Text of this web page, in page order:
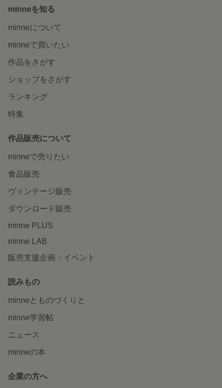
minneを知る
minneについて
minneで買いたい
作品をさがす
ショップをさがす
ランキング
特集
作品販売について
minneで売りたい
食品販売
ヴィンテージ販売
ダウンロード販売
minne PLUS
minne LAB
販売支援企画・イベント
読みもの
minneとものづくりと
minne学習帖
ニュース
minneの本
企業の方へ